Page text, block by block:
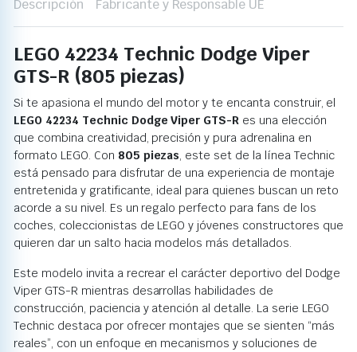
Descripción Fabricante y Responsable UE
LEGO 42234 Technic Dodge Viper
GTS-R (805 piezas)
Si te apasiona el mundo del motor y te encanta construir, el
LEGO 42234 Technic Dodge Viper GTS-R es una elección
que combina creatividad, precisión y pura adrenalina en
formato LEGO. Con 805 piezas, este set de la línea Technic
está pensado para disfrutar de una experiencia de montaje
entretenida y gratificante, ideal para quienes buscan un reto
acorde a su nivel. Es un regalo perfecto para fans de los
coches, coleccionistas de LEGO y jóvenes constructores que
quieren dar un salto hacia modelos más detallados.
Este modelo invita a recrear el carácter deportivo del Dodge
Viper GTS-R mientras desarrollas habilidades de
construcción, paciencia y atención al detalle. La serie LEGO
Technic destaca por ofrecer montajes que se sienten “más
reales”, con un enfoque en mecanismos y soluciones de